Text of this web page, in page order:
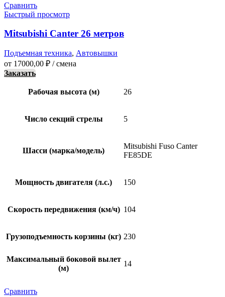
Сравнить
Быстрый просмотр
Mitsubishi Canter 26 метров
Подъемная техника, Автовышки
от 17000,00 ₽ / смена
Заказать
Рабочая высота (м) 26
Число секций стрелы 5
Шасси (марка/модель)
Mitsubishi Fuso Canter
FE85DE
Мощность двигателя (л.с.) 150
Скорость передвижения (км/ч) 104
Грузоподъемность корзины (кг) 230
Максимальный боковой вылет
(м)
14
Сравнить